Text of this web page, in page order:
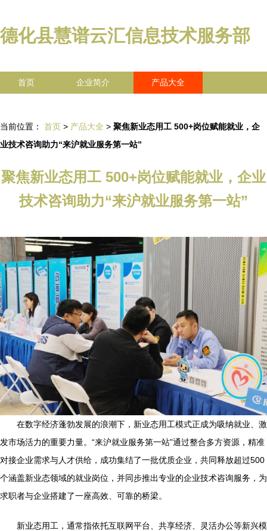
德化县慧谱云汇信息技术服务部
首页 企业简介 产品大全
当前位置： 首页 > 产品大全 > 聚焦新业态用工 500+岗位赋能就业，企
业技术咨询助力“来沪就业服务第一站”
聚焦新业态用工 500+岗位赋能就业，企业
技术咨询助力“来沪就业服务第一站”
在数字经济蓬勃发展的浪潮下，新业态用工模式正成为吸纳就业、激
发市场活力的重要力量。“来沪就业服务第一站”通过整合多方资源，精准
对接企业需求与人才供给，成功集结了一批优质企业，共同释放超过500
个涵盖新业态领域的就业岗位，并同步推出专业的企业技术咨询服务，为
求职者与企业搭建了一座高效、可靠的桥梁。
新业态用工，通常指依托互联网平台、共享经济、灵活办公等新兴模